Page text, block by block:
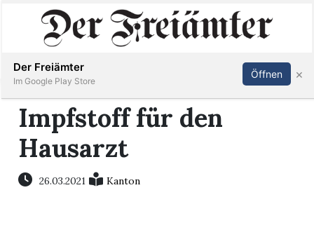
Immobilien
Veranstaltungen
Inserieren Abonnieren Anmelden
Impfstoff für den
Hausarzt
26.03.2021 Kanton
Der Freiämter
Im Google Play Store
Öffnen ×